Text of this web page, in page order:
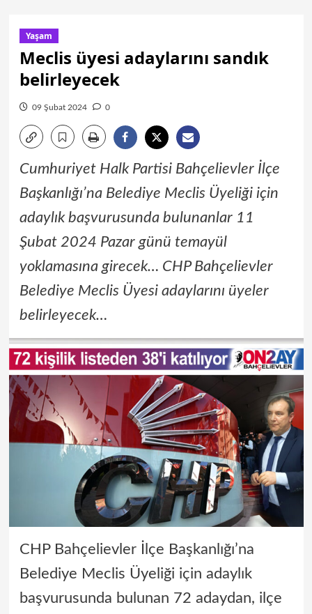
Yaşam
Meclis üyesi adaylarını sandık
belirleyecek
09 Şubat 2024 0
Cumhuriyet Halk Partisi Bahçelievler İlçe
Başkanlığı’na Belediye Meclis Üyeliği için
adaylık başvurusunda bulunanlar 11
Şubat 2024 Pazar günü temayül
yoklamasına girecek… CHP Bahçelievler
Belediye Meclis Üyesi adaylarını üyeler
belirleyecek…
CHP Bahçelievler İlçe Başkanlığı’na
Belediye Meclis Üyeliği için adaylık
başvurusunda bulunan 72 adaydan, ilçe